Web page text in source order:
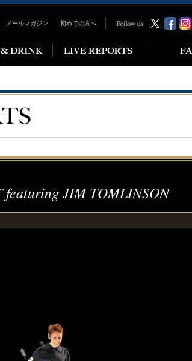
メールマガジン 初めての方へ
featuring JIM TOMLINSON